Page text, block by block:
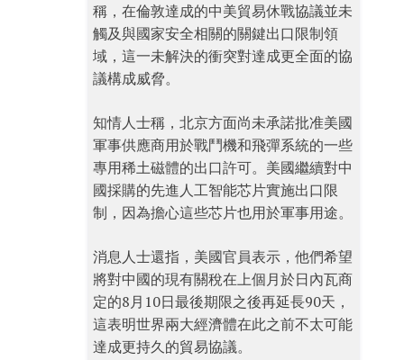
稱，在倫敦達成的中美貿易休戰協議並未
觸及與國家安全相關的關鍵出口限制領
域，這一未解決的衝突對達成更全面的協
議構成威脅。
知情人士稱，北京方面尚未承諾批准美國
軍事供應商用於戰鬥機和飛彈系統的一些
專用稀土磁體的出口許可。美國繼續對中
國採購的先進人工智能芯片實施出口限
制，因為擔心這些芯片也用於軍事用途。
消息人士還指，美國官員表示，他們希望
將對中國的現有關稅在上個月於日內瓦商
定的8月10日最後期限之後再延長90天，
這表明世界兩大經濟體在此之前不太可能
達成更持久的貿易協議。